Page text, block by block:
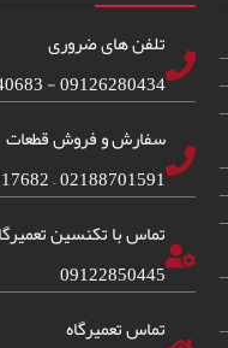
تلفن های ضروری
09126280434 - 09031940683
سفارش و فروش قطعات
02188701591 – 02122617682
تماس با تکنسین
09122850445
تماس تعمیرگاه